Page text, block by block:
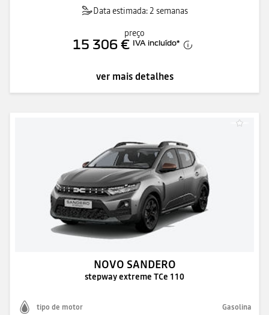
Data estimada: 2 semanas
preço
15 306 € IVA incluído*
ver mais detalhes
NOVO SANDERO
stepway extreme TCe 110
tipo de motor Gasolina